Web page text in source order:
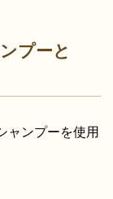
プーと
ャンプーを使用